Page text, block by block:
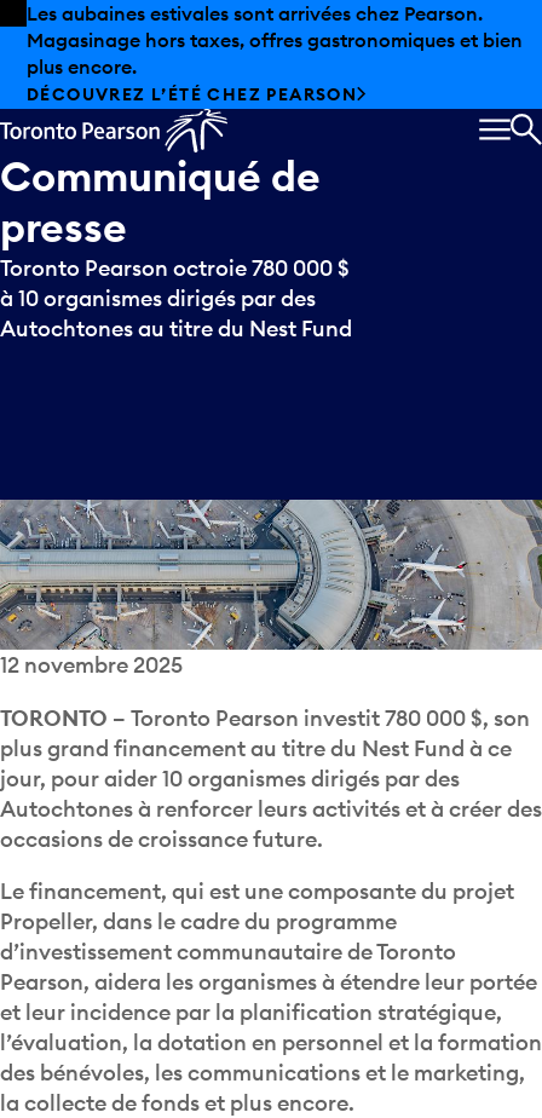
Skip to offers
Passer au contenu principal
Les aubaines estivales sont arrivées chez Pearson.
Magasinage hors taxes, offres gastronomiques et bien
plus encore.
DÉCOUVREZ L’ÉTÉ CHEZ PEARSON
Communiqué de
presse
Toronto Pearson octroie 780 000 $
à 10 organismes dirigés par des
Autochtones au titre du Nest Fund
12 novembre 2025
TORONTO – Toronto Pearson investit 780 000 $, son
plus grand financement au titre du Nest Fund à ce
jour, pour aider 10 organismes dirigés par des
Autochtones à renforcer leurs activités et à créer des
occasions de croissance future.
Le financement, qui est une composante du projet
Propeller, dans le cadre du programme
d’investissement communautaire de Toronto
Pearson, aidera les organismes à étendre leur portée
et leur incidence par la planification stratégique,
l’évaluation, la dotation en personnel et la formation
des bénévoles, les communications et le marketing,
la collecte de fonds et plus encore.